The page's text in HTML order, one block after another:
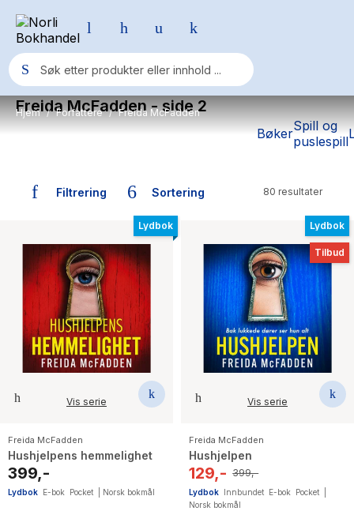
BøkerSpill og
puslespill
Populære søk
Elizabeth Strout
Hitster
Hypopressiv trening
The Housemaid
Hjem / Forfattere / Freida McFadden
Freida McFadden- side 2
Filtrering Sortering 80 resultater
Lydbok
Vis serie
Freida McFadden
Hushjelpens hemmelighet
399,-
Lydbok E-bok Pocket Norsk bokmål
Lydbok
Tilbud
Vis serie
Freida McFadden
Hushjelpen
129,- 399,-
Lydbok Innbundet E-bok Pocket
Norsk bokmål